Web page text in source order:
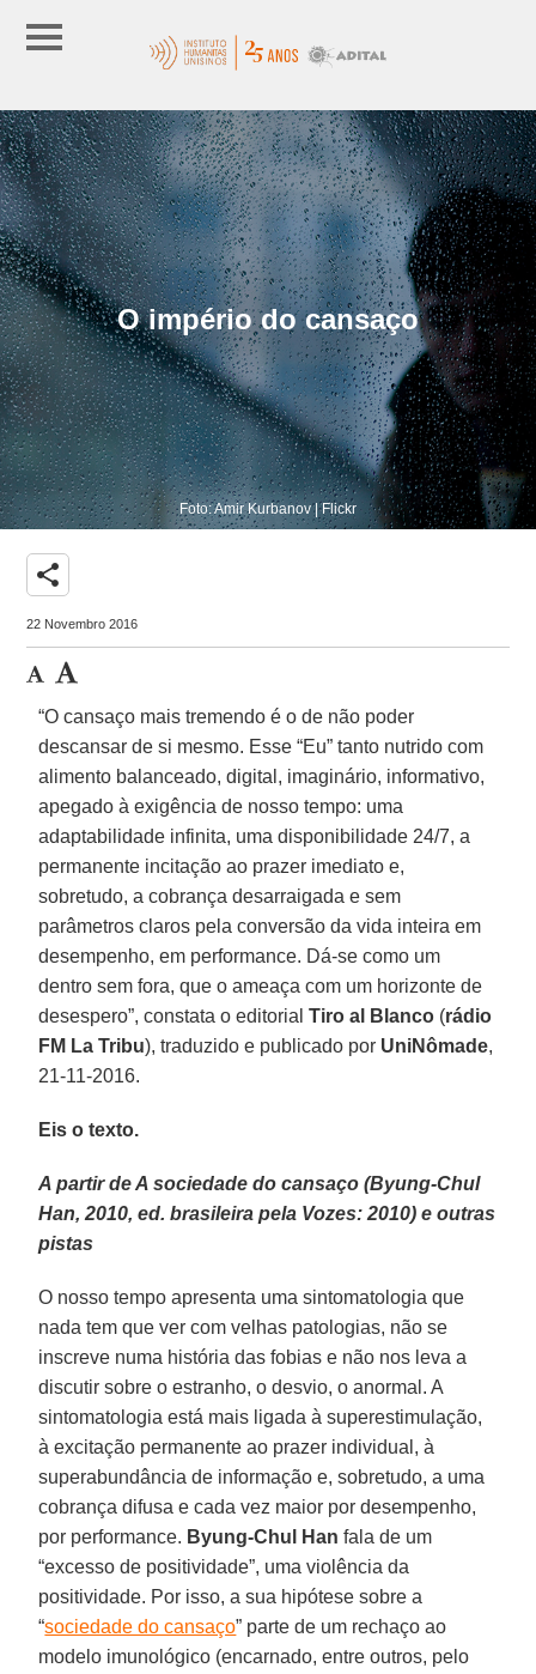
O império do cansaço
Foto: Amir Kurbanov | Flickr
share
22 Novembro 2016
“O cansaço mais tremendo é o de não poder
descansar de si mesmo. Esse “Eu” tanto nutrido com
alimento balanceado, digital, imaginário, informativo,
apegado à exigência de nosso tempo: uma
adaptabilidade infinita, uma disponibilidade 24/7, a
permanente incitação ao prazer imediato e,
sobretudo, a cobrança desarraigada e sem
parâmetros claros pela conversão da vida inteira em
desempenho, em performance. Dá-se como um
dentro sem fora, que o ameaça com um horizonte de
desespero”, constata o editorialTiro al Blanco (rádio
FM La Tribu), traduzido e publicado por UniNômade,
21-11-2016.
Eis o texto.
A partir de A sociedade do cansaço (Byung-Chul
Han, 2010, ed. brasileira pela Vozes: 2010) e outras
pistas
O nosso tempo apresenta uma sintomatologia que
nada tem que ver com velhas patologias, não se
inscreve numa história das fobias e não nos leva a
discutir sobre o estranho, o desvio, o anormal. A
sintomatologia está mais ligada à superestimulação,
à excitação permanente ao prazer individual, à
superabundância de informação e, sobretudo, a uma
cobrança difusa e cada vez maior por desempenho,
por performance. Byung-Chul Han fala de um
“excesso de positividade”, uma violência da
positividade. Por isso, a sua hipótese sobre a
“sociedade do cansaço” parte de um rechaço ao
modelo imunológico (encarnado, entre outros, pelo